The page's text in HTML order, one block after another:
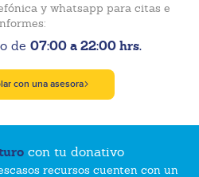
y whatsapp para citas e
de 07:00 a 22:00 hrs.
con una asesora
con tu donativo
recursos cuenten con un